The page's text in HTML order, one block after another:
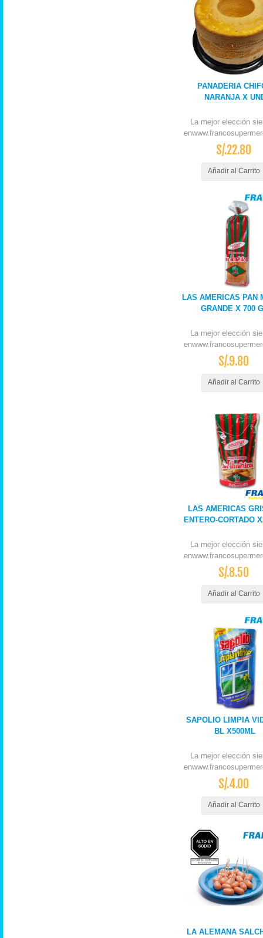
PANADERIA
NARANJA X
La mejor elección
S/.22.80
Añadir al Carrito
LAS AMERICAS PAN
GRANDE X 700
La mejor elección
S/.9.80
Añadir al Carrito
LAS AMERICAS
ENTERO-CORTADO
La mejor elección
S/.8.50
Añadir al Carrito
SAPOLIO LIMPIA
BL X500ML
La mejor elección
S/.4.00
Añadir al Carrito
LA ALEMANA